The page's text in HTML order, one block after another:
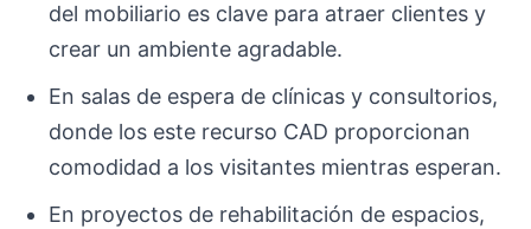
del mobiliario es clave para atraer clientes y
crear un ambiente agradable.
En salas de espera de clínicas y consultorios,
donde los este recurso CAD proporcionan
comodidad a los visitantes mientras esperan.
En proyectos de rehabilitación de espacios,